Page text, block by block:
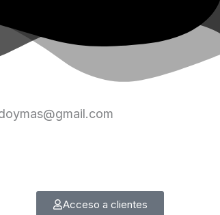
Acceso a clientes